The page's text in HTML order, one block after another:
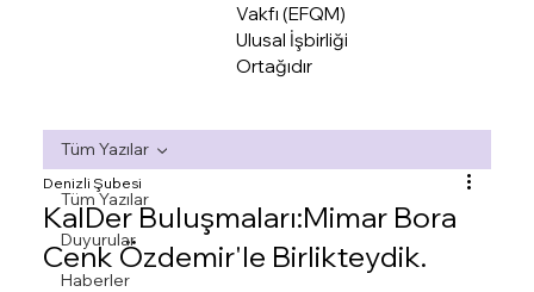
Vakfı (EFQM)
Ulusal İşbirliği
Ortağıdır
Tüm Yazılar
Duyurular
Haberler
Tüm Yazılar
KalDer Buluşmaları:Mimar Bora
Cenk Özdemir'le Birlikteydik.
Denizli Şubesi